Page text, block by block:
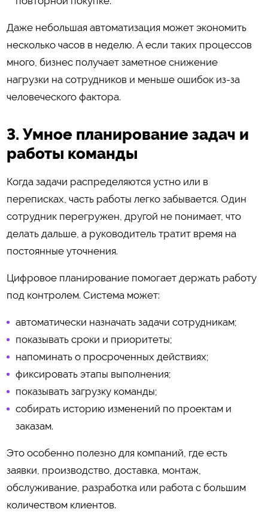
Даже небольшая автоматизация может экономить
несколько часов в неделю. А если таких процессов
много, бизнес получает заметное снижение
нагрузки на сотрудников и меньше ошибок из-за
человеческого фактора.
3. Умное планирование задач и
работы команды
Когда задачи распределяются устно или в
переписках, часть работы легко забывается. Один
сотрудник перегружен, другой не понимает, что
делать дальше, а руководитель тратит время на
постоянные уточнения.
Цифровое планирование помогает держать работу
под контролем. Система может:
автоматически назначать задачи сотрудникам;
показывать сроки и приоритеты;
напоминать о просроченных действиях;
фиксировать этапы выполнения;
показывать загрузку команды;
собирать историю изменений по проектам и
заказам.
Это особенно полезно для компаний, где есть
заявки, производство, доставка, монтаж,
обслуживание, разработка или работа с большим
количеством клиентов.